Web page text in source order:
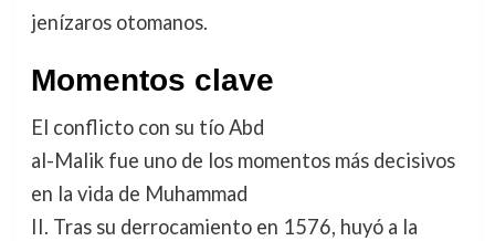
jenízaros otomanos.
Momentos clave
El conflicto con su tío Abd
al-Malik fue uno de los momentos más decisivos
en la vida de Muhammad
II. Tras su derrocamiento en 1576, huyó a la